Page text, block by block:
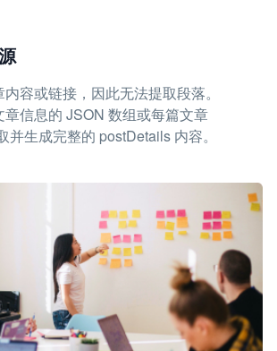
容或链接，因此无法提取段落。
信息的 JSON 数组或每篇文章
并生成完整的 postDetails 内容。